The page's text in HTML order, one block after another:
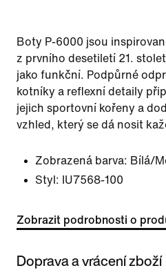
Boty P-6000 jsou
z prvního desetiletí 21.
jako funkční. Podpůrné
kotníky a reflexní detaily
jejich sportovní kořeny a
vzhled, který se dá nosit
Zobrazená barva: Bílá/
Styl: IU7568-100
Zobrazit podrobnosti o
Doprava a vrácení zboží